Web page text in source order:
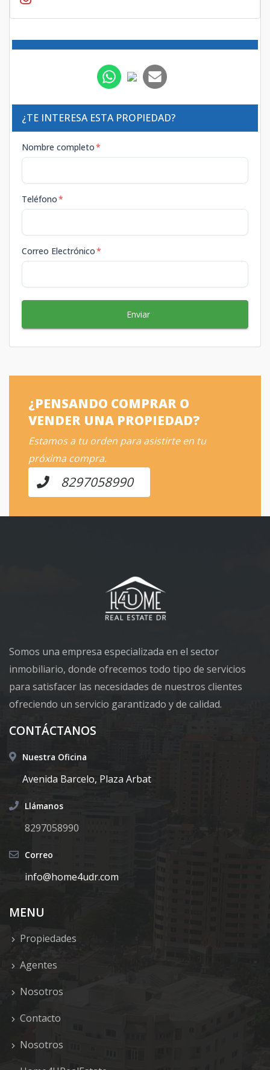
¿TE INTERESA ESTA PROPIEDAD?
Nombre completo*
Teléfono*
Correo Electrónico*
Enviar
¿PENSANDO COMPRAR O
VENDER UNA PROPIEDAD?
Estamos a tu orden para asistirte en tu
próxima compra.
8297058990
Somos una empresa especializada en el sector
inmobiliario, donde ofrecemos todo tipo de servicios
para satisfacer las necesidades de nuestros clientes
ofreciendo un servicio garantizado y de calidad.
CONTÁCTANOS
Nuestra Oficina
Avenida Barcelo, Plaza Arbat
Llámanos
8297058990
Correo
info@home4udr.com
MENU
Propiedades
Agentes
Nosotros
Contacto
Nosotros